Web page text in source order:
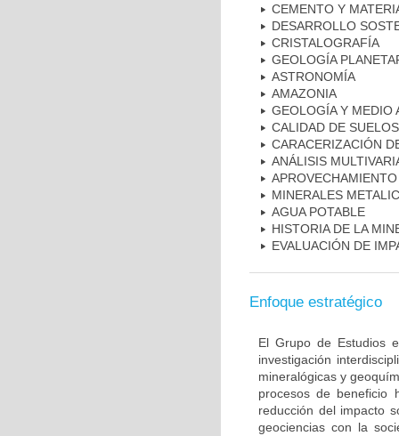
CEMENTO Y
DESARROLLO
CRISTALOGRAFÍA
GEOLOGÍA
ASTRONOMÍA
AMAZONIA
GEOLOGÍA Y MEDIO
CALIDAD DE SUELOS
CARACERIZACIÓN
ANÁLISIS
MINERALES
AGUA POTABLE
HISTORIA DE LA
EVALUACIÓN DE
Enfoque estratégico
El Grupo de Estudios
investigación
mineralógicas y
procesos de beneficio
reducción del impacto
geociencias con la